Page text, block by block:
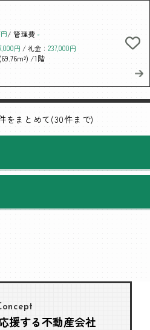
/ 管理費 -
円 / 礼金：237,000円
/1階
をまとめて(30件まで)
援する不動産会社